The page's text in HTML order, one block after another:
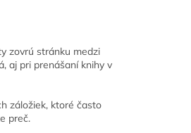
zovrú stránku medzi
aj pri prenášaní knihy v
záložiek, ktoré často
preč.